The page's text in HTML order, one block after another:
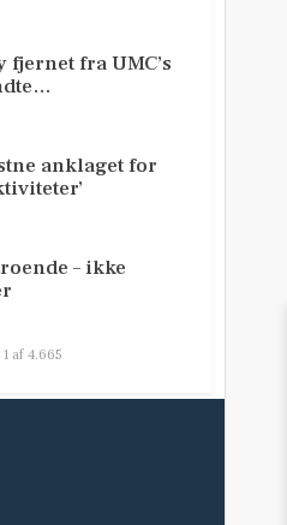
fra UMC’s
anklaget for
– ikke
1 af 4.665